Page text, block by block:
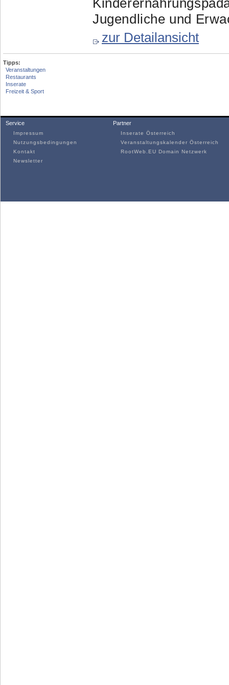
Jugendliche und
zur Detailansicht
Tipps:
Veranstaltungen
Restaurants
Inserate
Freizeit & Sport
Service
Impressum
Nutzungsbedingungen
Kontakt
Newsletter
Partner
Inserate Österreich
Veranstaltungskalender Österreich
RootWeb.EU Domain Netzwerk